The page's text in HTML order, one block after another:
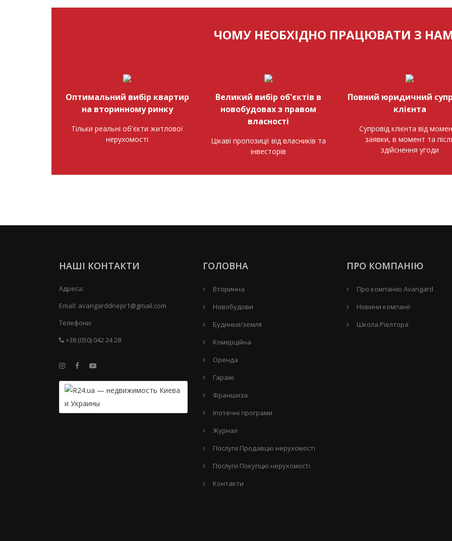
ЧОМУ НЕОБХІДНО ПРАЦЮВАТИ З
Оптимальний вибір квартир
на вторинному ринку
Тільки реальні об'єкти житлової
нерухомості
Великий вибір об'єктів в
новобудовах з правом
власності
Цікаві пропозиції від власників та
інвесторів
Повний юридичний
клієнта
Супровід клієнта від
заявки, в момент та
здійснення угоди
НАШІ КОНТАКТИ
Адреса:
Email: avangarddnepr1@gmail.com
Телефони:
+38 (050) 042 24 28
ГОЛОВНА
Вторинна
Новобудови
Будинки/земля
Комерційна
Оренда
Гаражі
Франшиза
Іпотечні програми
Журнал
Послуги Продавцю нерухомості
Послуги Покупцю нерухомості
Контакти
ПРО КОМПАНІЮ
Про компанію Avangard
Новини компанії
Школа Ріелтора